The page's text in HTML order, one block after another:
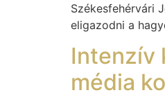
Székesfehérvári
eligazodni a
Intenzív
média